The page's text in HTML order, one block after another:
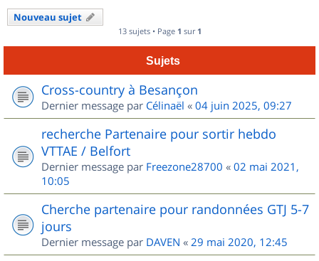
Nouveau sujet
13 sujets • Page 1 sur 1
Sujets
Cross-country à Besançon
Dernier message par Célinaël « 04 juin 2025, 09:27
recherche Partenaire pour sortir hebdo
VTTAE / Belfort
Dernier message par Freezone28700 « 02 mai 2021,
10:05
Cherche partenaire pour randonnées GTJ 5-7
jours
Dernier message par DAVEN « 29 mai 2020, 12:45